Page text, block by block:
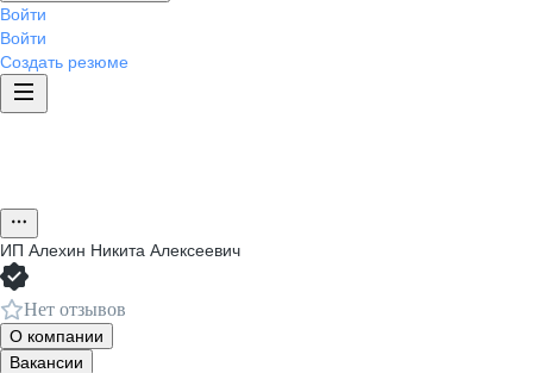
Войти
Войти
Создать резюме
ИП Алехин Никита Алексеевич
Нет отзывов
О компании
Вакансии